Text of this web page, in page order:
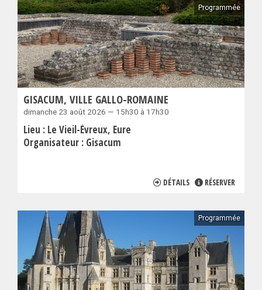
Programmée
GISACUM, VILLE GALLO-ROMAINE
dimanche 23 août 2026 — 15h30 à 17h30
Lieu : Le Vieil-Évreux Eure
Organisateur : Gisacum
DÉTAILS RÉSERVER
Programmée